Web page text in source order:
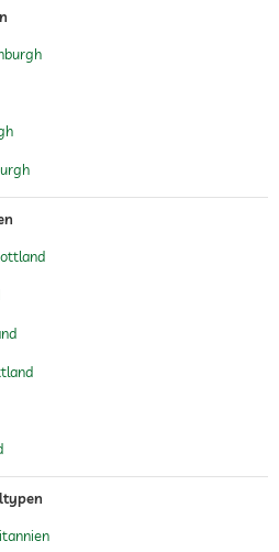
Gesichtsbehandlung
Maniküre